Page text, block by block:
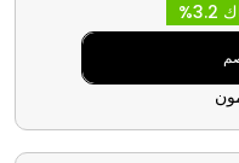
واحصل على إقامة لا تُنسى دون